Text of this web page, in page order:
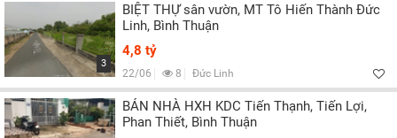
3
BIỆT THỰ sân vườn, MT Tô Hiến Thành Đức
Linh, Bình Thuận
4,8 tỷ
22/06 8 Đức Linh
BÁN NHÀ HXH KDC Tiến Thạnh, Tiến Lợi,
Phan Thiết, Bình Thuận